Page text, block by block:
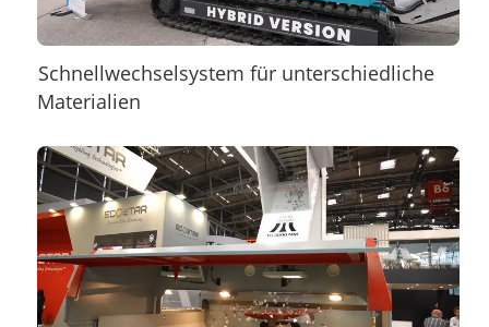
Schnellwechselsystem für unterschiedliche
Materialien